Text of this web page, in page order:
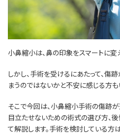
小鼻縮小は、鼻の印象をスマートに変
しかし、手術を受けるにあたって、傷
まうのではないかと不安に感じる方も
そこで今回は、小鼻縮小手術の傷跡
目立たせないための術式の選び方、
て解説します。手術を検討している方